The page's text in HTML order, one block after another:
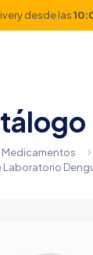
desde las
Medicamentos
Laboratorio